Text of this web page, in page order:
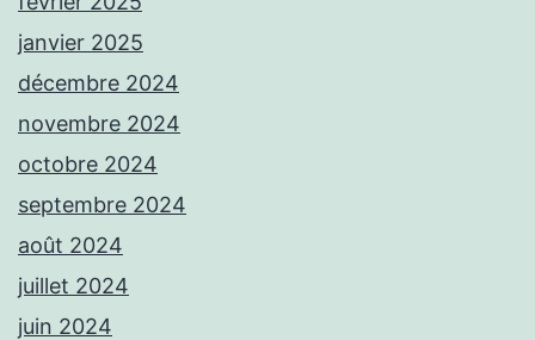
janvier 2025
décembre 2024
novembre 2024
octobre 2024
septembre 2024
août 2024
juillet 2024
juin 2024